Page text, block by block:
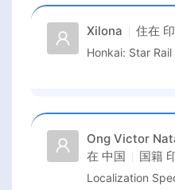
Xilona 住在
Ong Victor
在 中国 国籍
Localization